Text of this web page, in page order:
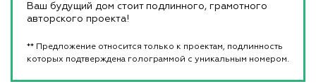
Ваш будущий дом стоит подлинного, грамотного
авторского проекта!
** Предложение относится только к проектам, подлинность
которых подтверждена голограммой с уникальным номером.